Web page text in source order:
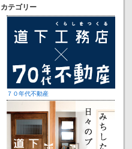
カテゴリー
７０年代不動産